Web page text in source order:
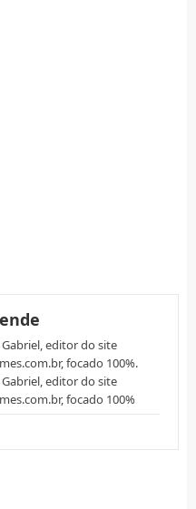
editor do site
focado 100%.
editor do site
focado 100%